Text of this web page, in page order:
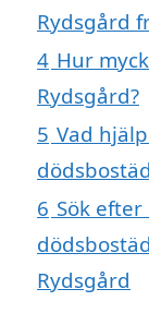
Rydsgård
4 Hur
Rydsgård?
5 Vad
6 Sök
Rydsgård